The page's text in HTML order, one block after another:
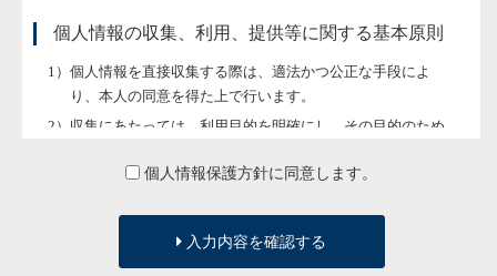
個人情報の収集、利用、提供等に関する基本原則
個人情報を直接収集する際は、適法かつ公正な手段によ
り、本人の同意を得た上で行います。
収集にあたっては、利用目的を明確にし、その目的のため
個人の利益を侵害する可能性が高い機微な情報は、本人の
個人情報保護方針に同意します。
入力内容を確認する